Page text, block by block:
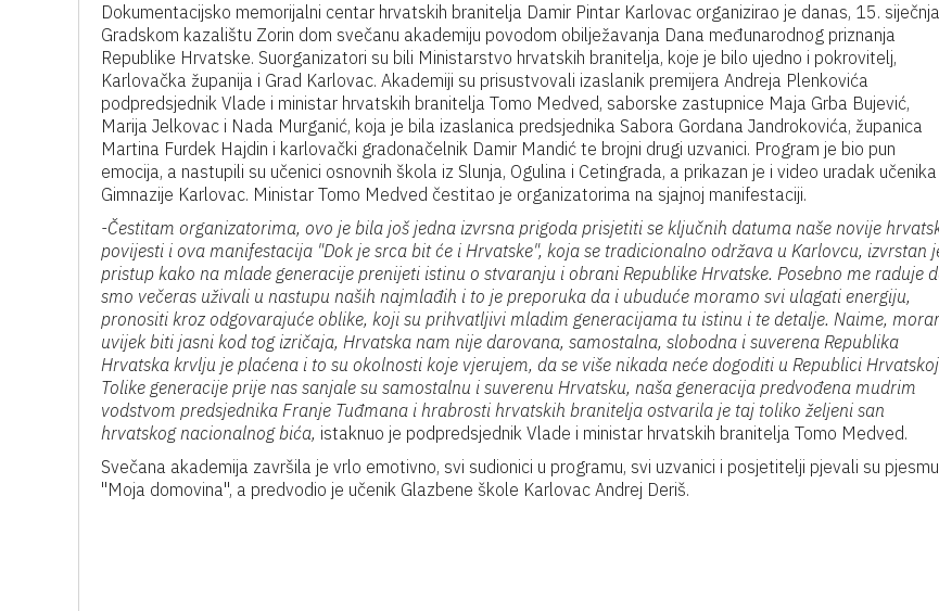
Dokumentacijsko memorijalni centar hrvatskih branitelja Damir Pintar Karlovac organizirao je danas, 15.
Gradskom kazalištu Zorin dom svečanu akademiju povodom obilježavanja Dana međunarodnog priznanja
Republike Hrvatske. Suorganizatori su bili Ministarstvo hrvatskih branitelja, koje je bilo ujedno i pokrovitelj,
Karlovačka županija i Grad Karlovac. Akademiji su prisustvovali izaslanik premijera Andreja Plenkovića
podpredsjednik Vlade i ministar hrvatskih branitelja Tomo Medved, saborske zastupnice Maja Grba Bujević,
Marija Jelkovac i Nada Murganić, koja je bila izaslanica predsjednika Sabora Gordana Jandrokovića, županica
Martina Furdek Hajdin i karlovački gradonačelnik Damir Mandić te brojni drugi uzvanici. Program je bio pun
emocija, a nastupili su učenici osnovnih škola iz Slunja, Ogulina i Cetingrada, a prikazan je i video uradak učenika
Gimnazije Karlovac. Ministar Tomo Medved čestitao je organizatorima na sjajnoj manifestaciji.
-Čestitam organizatorima, ovo je bila još jedna izvrsna prigoda prisjetiti se ključnih datuma naše novije
povijesti i ova manifestacija "Dok je srca bit će i Hrvatske", koja se tradicionalno održava u Karlovcu, izvrstan
pristup kako na mlade generacije prenijeti istinu o stvaranju i obrani Republike Hrvatske. Posebno me raduje
smo večeras uživali u nastupu naših najmlađih i to je preporuka da i ubuduće moramo svi ulagati energiju,
pronositi kroz odgovarajuće oblike, koji su prihvatljivi mladim generacijama tu istinu i te detalje. Naime,
uvijek biti jasni kod tog izričaja, Hrvatska nam nije darovana, samostalna, slobodna i suverena Republika
Hrvatska krvlju je plaćena i to su okolnosti koje vjerujem, da se više nikada neće dogoditi u Republici
Tolike generacije prije nas sanjale su samostalnu i suverenu Hrvatsku, naša generacija predvođena mudrim
vodstvom predsjednika Franje Tuđmana i hrabrosti hrvatskih branitelja ostvarila je taj toliko željeni san
hrvatskog nacionalnog bića, istaknuo je podpredsjednik Vlade i ministar hrvatskih branitelja Tomo Medved.
Svečana akademija završila je vrlo emotivno, svi sudionici u programu, svi uzvanici i posjetitelji pjevali su pjesmu
"Moja domovina", a predvodio je učenik Glazbene škole Karlovac Andrej Deriš.